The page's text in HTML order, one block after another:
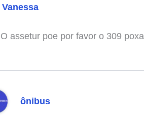
Vanessa
O assetur poe por favor o 309
ônibus